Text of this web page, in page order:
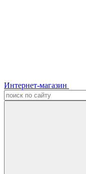
Интернет-магазин